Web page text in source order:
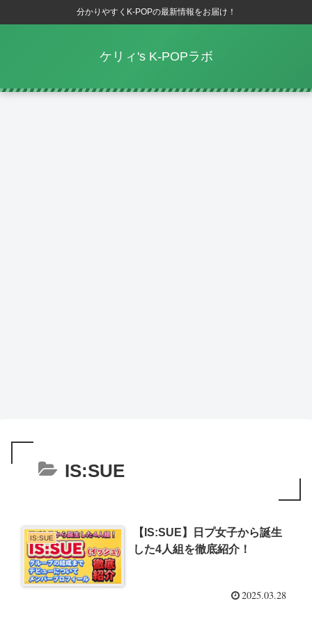
分かりやすくK-POPの最新情報をお届け！
ケリィ's K-POPラボ
IS:SUE
IS:SUE
【IS:SUE】日プ女子から誕生
した4人組を徹底紹介！
2025.03.28